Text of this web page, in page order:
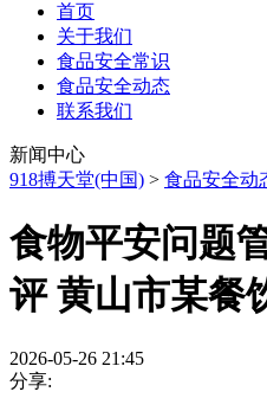
首页
关于我们
食品安全常识
食品安全动态
联系我们
新闻中心
918搏天堂(中国) > 食品安全动
食物平安问题
评 黄山市某餐
2026-05-26 21:45
分享: